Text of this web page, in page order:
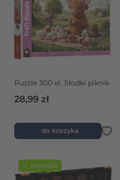
Puzzle 300 el. Słodki piknik
28,99 zł
do koszyka
☆ Nowość